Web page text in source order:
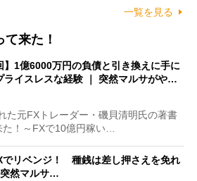
一覧を見る
来た！
】1億6000万円の負債と引き換えに手に
ライスレスな経験 ｜ 突然マルサがや…
元FXトレーダー・磯貝清明氏の著書
た！～FXで10億円稼い…
でリベンジ！ 種銭は差し押さえを免れ
然マルサ…